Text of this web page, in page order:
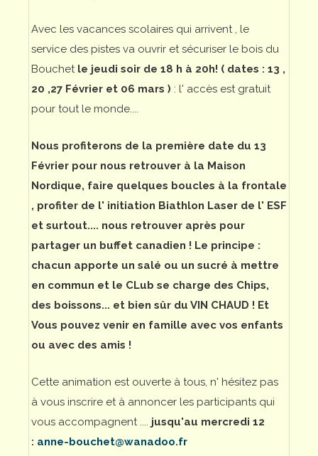
Avec les vacances scolaires qui arrivent , le
service des pistes va ouvrir et sécuriser le bois du
Bouchet le jeudi soir de 18 h à 20h! ( dates : 13 ,
20 ,27 Février et 06 mars ) : l' accès est gratuit
pour tout le monde....
Nous profiterons de la première date du 13
Février pour nous retrouver à la Maison
Nordique, faire quelques boucles à la frontale
, profiter de l' initiation Biathlon Laser de l' ESF
et surtout.... nous retrouver après pour
partager un buffet canadien ! Le principe :
chacun apporte un salé ou un sucré à mettre
en commun et le CLub se charge des Chips,
des boissons... et bien sûr du VIN CHAUD ! Et
Vous pouvez venir en famille avec vos enfants
ou avec des amis !
Cette animation est ouverte à tous, n' hésitez pas
à vous inscrire et à annoncer les participants qui
vous accompagnent .... jusqu'au mercredi 12
: anne-bouchet@wanadoo.fr